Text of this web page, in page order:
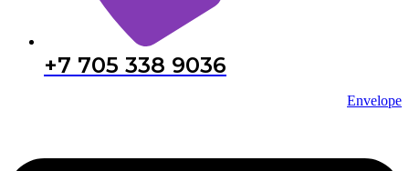
+7 705 338 9036
Envelope